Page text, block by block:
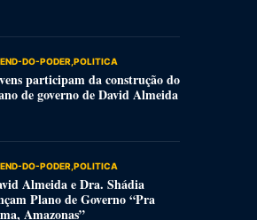
DO-PODER,POLITICA
participam da construção do
de governo de David Almeida
DO-PODER,POLITICA
Almeida e Dra. Shádia
Plano de Governo “Pra
Amazonas”